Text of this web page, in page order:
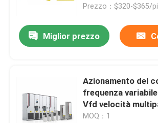
Prezzo：$320-$365/
Miglior prezzo
Azionamento del
frequenza
Vfd velocità
0-1000V
MOQ：1